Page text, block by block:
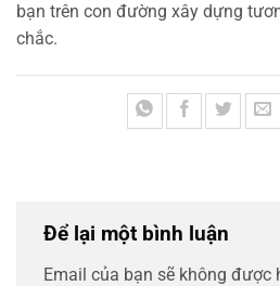
bạn trên con đường xây dựng
chắc.
Để lại một bình luận
Email của bạn sẽ không được